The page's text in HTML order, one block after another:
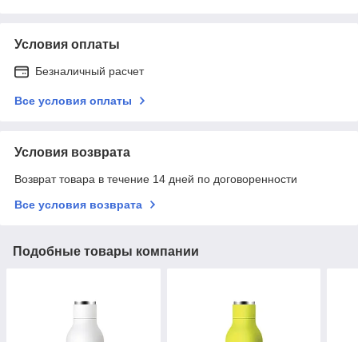
Условия оплаты
Безналичный расчет
Все условия оплаты
Условия возврата
Возврат товара в течение 14 дней по договоренности
Все условия возврата
Подобные товары компании